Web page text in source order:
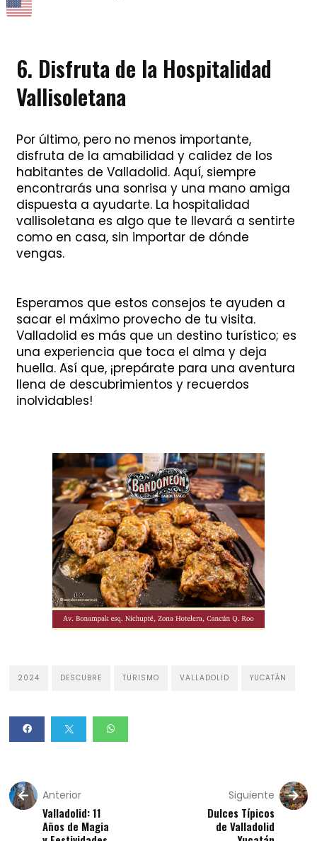
6. Disfruta de la Hospitalidad
Vallisoletana
Por último, pero no menos importante,
disfruta de la amabilidad y calidez de los
habitantes de Valladolid. Aquí, siempre
encontrarás una sonrisa y una mano amiga
dispuesta a ayudarte. La hospitalidad
vallisoletana es algo que te llevará a sentirte
como en casa, sin importar de dónde
vengas.
Esperamos que estos consejos te ayuden a
sacar el máximo provecho de tu visita.
Valladolid es más que un destino turístico; es
una experiencia que toca el alma y deja
huella. Así que, ¡prepárate para una aventura
llena de descubrimientos y recuerdos
inolvidables!
2024 DESCUBRE TURISMO VALLADOLID YUCATÁN
Anterior
Valladolid: 11
Años de Magia
Siguiente
Dulces Típicos
de Valladolid